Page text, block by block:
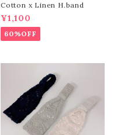
Cotton x Linen H.band
¥1,100
60%OFF